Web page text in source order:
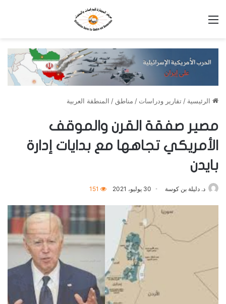
الرئيسية / تقارير ودراسات / مناطق / المنطقة العربية
مصير صفقة القرن والموقف
الأمريكي تجاهها مع بدايات إدارة
بايدن
د. دليلة بن كوسة 30 يوليو، 2021 151